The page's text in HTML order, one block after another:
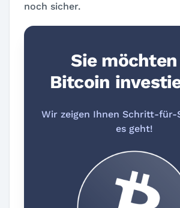
noch sicher.
Sie
Bitcoin
Wir zeigen Ihnen Schritt-
es geht!